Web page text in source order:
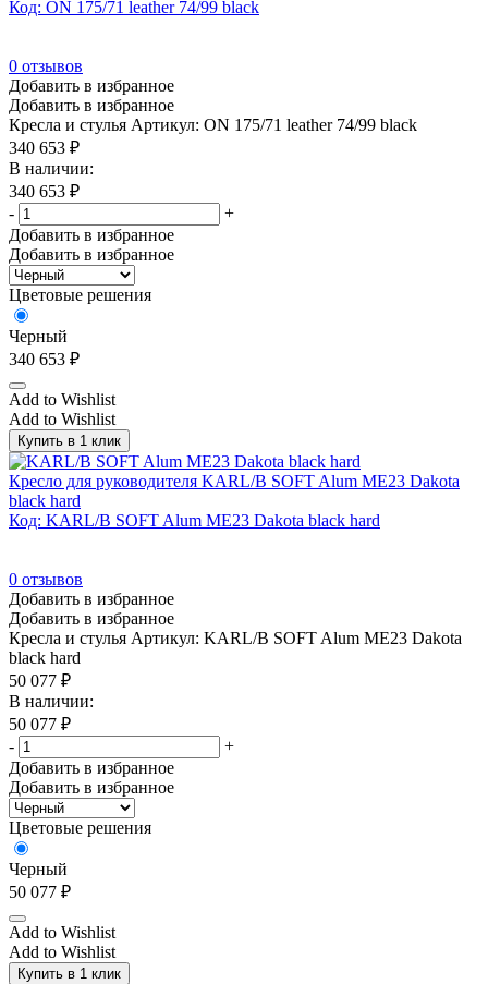
Код: ON 175/71 leather 74/99 black
0 отзывов
Добавить в избранное
Добавить в избранное
Кресла и стулья Артикул: ON 175/71 leather 74/99 black
340 653 ₽
В наличии:
340 653 ₽
-
+
Добавить в избранное
Добавить в избранное
Цветовые решения
Черный
340 653 ₽
Add to Wishlist
Add to Wishlist
Купить в 1 клик
Кресло для руководителя KARL/B SOFT Alum ME23 Dakota
black hard
Код: KARL/B SOFT Alum ME23 Dakota black hard
0 отзывов
Добавить в избранное
Добавить в избранное
Кресла и стулья Артикул: KARL/B SOFT Alum ME23 Dakota
black hard
50 077 ₽
В наличии:
50 077 ₽
-
+
Добавить в избранное
Добавить в избранное
Цветовые решения
Черный
50 077 ₽
Add to Wishlist
Add to Wishlist
Купить в 1 клик